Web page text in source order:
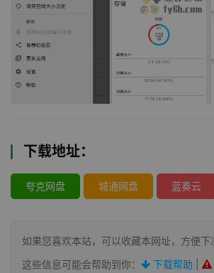
下载地址：
夸克网盘 城通网盘 蓝奏云
如果您喜欢本站，可以收藏本网址，方便下
这些信息可能会帮助到你：
下载帮助